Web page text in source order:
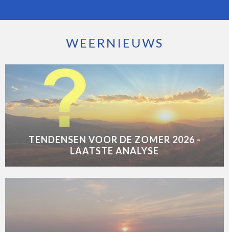
WEERNIEUWS
TENDENSEN VOOR DE ZOMER 2026 -
LAATSTE ANALYSE